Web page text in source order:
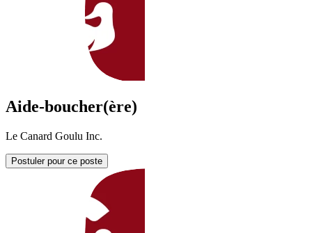
Aide-boucher(ère)
Le Canard Goulu Inc.
Postuler pour ce poste